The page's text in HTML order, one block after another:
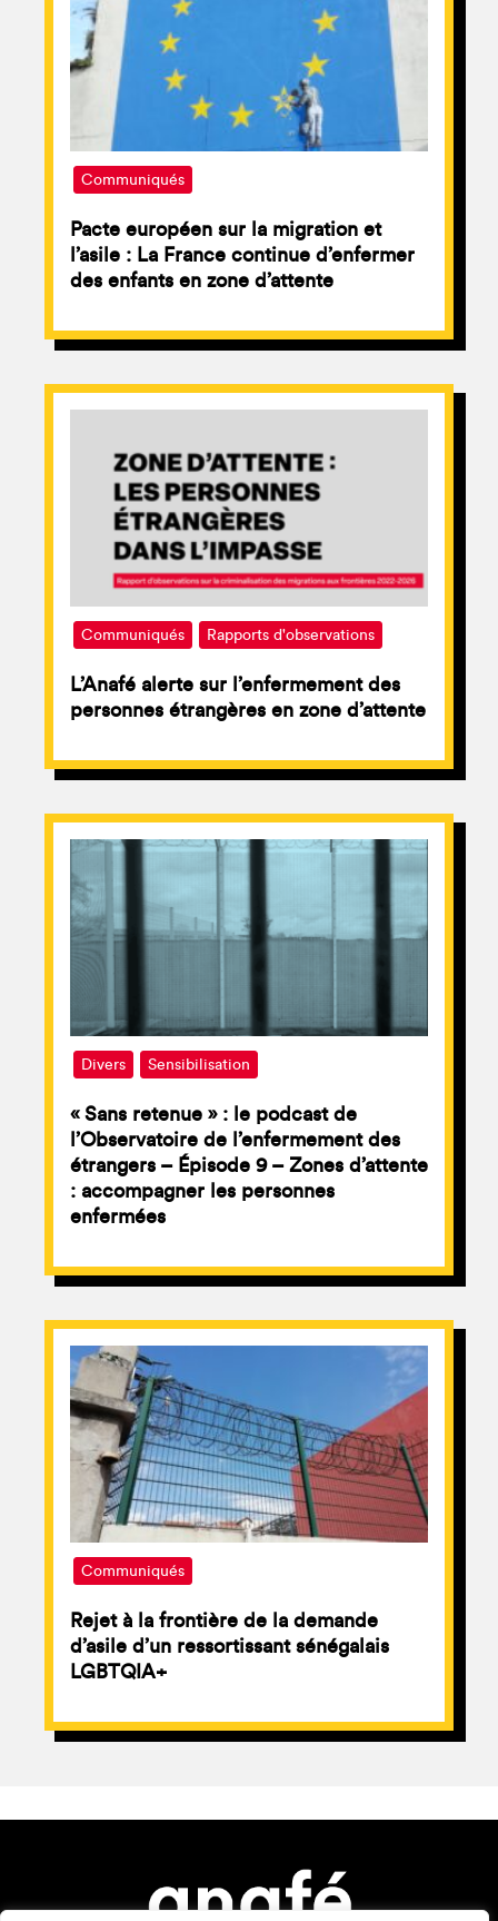
Communiqués
Pacte européen sur la migration et
l’asile : La France continue d’enfermer
des enfants en zone d’attente
Communiqués Rapports d'observations
L’Anafé alerte sur l’enfermement des
personnes étrangères en zone d’attente
Divers Sensibilisation
« Sans retenue » : le podcast de
l’Observatoire de l’enfermement des
étrangers – Épisode 9 – Zones d’attente
: accompagner les personnes
enfermées
Communiqués
Rejet à la frontière de la demande
d’asile d’un ressortissant sénégalais
LGBTQIA+